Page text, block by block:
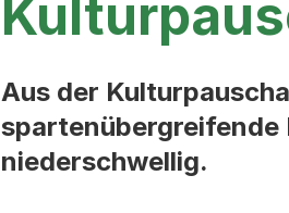
Aus der
spartenübergreifende
niederschwellig.